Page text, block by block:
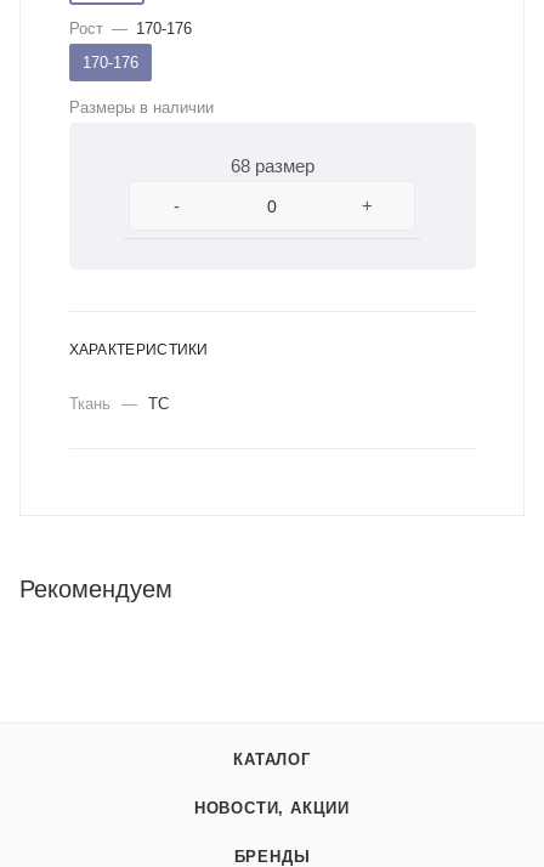
Рост — 170-176
170-176
Размеры в наличии
68 размер
-
+
ХАРАКТЕРИСТИКИ
Ткань — ТС
Рекомендуем
КАТАЛОГ
НОВОСТИ, АКЦИИ
БРЕНДЫ